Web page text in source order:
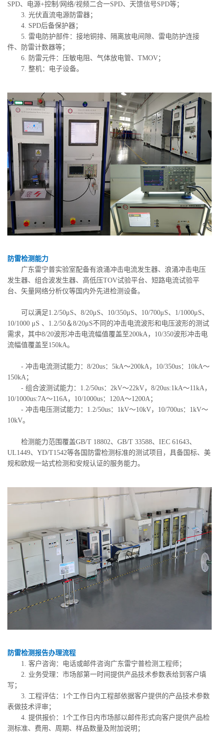
SPD、电源+控制/网络/视频二合一SPD、天馈信号SPD等；
3. 光伏直流电源防雷器；
4. SPD后备保护器；
5. 雷电防护部件：接地铜排、隔离放电间隙、雷电防护连接
件、防雷计数器等；
6. 防雷元件：压敏电阻、气体放电管、TMOV；
7. 整机：电子设备。
防雷检测能力
广东雷宁普实验室配备有浪涌冲击电流发生器、浪涌冲击电压
发生器、组合波发生器、高低压TOV试验平台、短路电流试验平
台、矢量网络分析仪等国内外先进检测设备。
可以满足1.2/50μS、8/20μS、10/350μS、10/700μS、1/1000μS、
10/1000 μS 、1.2/50＆8/20μS不同的冲击电流波形和电压波形的测试
需求，其中8/20波形冲击电流幅值覆盖至200kA，10/350波形冲击电
流幅值覆盖至150kA。
- 冲击电流测试能力：8/20us：5kA～200kA，10/350us：10kA～
150kA；
- 组合波测试能力：1.2/50us：2kV～22kV，8/20us:1kA～11kA，
10/1000us:7A～116A，10/1000us：120A～1200A；
- 冲击电压测试能力：1.2/50us：1kV～10kV，10/700us：1kV～
10kV。
检测能力范围覆盖GB/T 18802、GB/T 33588、IEC 61643、
UL1449、YD/T1542等各国防雷检测标准的测试项目，具备国标、美
规和欧规一站式检测和安规认证的服务能力。
防雷检测报告办理流程
1. 客户咨询：电话或邮件咨询广东雷宁普检测工程师；
2. 业务受理：市场部第一时间提供产品技术参数表给到客户填
写；
3. 工程评估：1个工作日内工程部依据客户提供的产品技术参数
表做技术评审；
4. 提供报价：1个工作日内市场部以邮件形式向客户提供产品检
测标准、费用、周期、样品数量及附加说明；